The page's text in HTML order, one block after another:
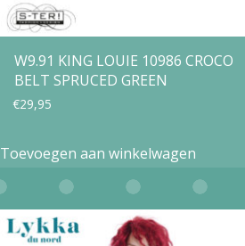
productpagina
W9.91 KING LOUIE 10986 CROCO
BELT SPRUCED GREEN
€29,95
Toevoegen aan winkelwagen